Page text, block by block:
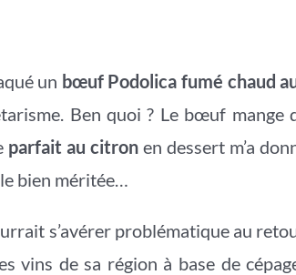
un bœuf Podolica fumé chaud
Ben quoi ? Le bœuf mange
parfait au citron en dessert m’a
bien méritée…
s’avérer problématique au
vins de sa région à base de